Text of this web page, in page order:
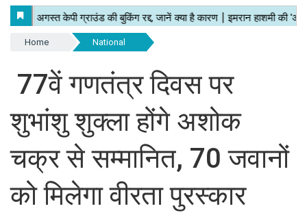
Home National
77वें गणतंत्र दिवस पर
शुभांशु शुक्ला होंगे अशोक
चक्र से सम्मानित, 70 जवानों
को मिलेगा वीरता पुरस्कार